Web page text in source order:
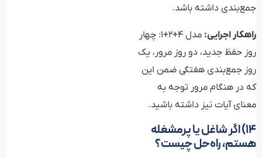
جمع‌بندی داشته باشد.
راهکار اجرایی:
مدل ۴+۲+۱: چهار
روز حفظ جدید، دو روز مرور، یک
روز جمع‌بندی هفتگی ضمن این
که در هنگام مرور توجه به
معنای آیات نیز داشته باشید.
۱۴) اگر شاغل یا پرمشغله
هستم، راه‌حل چیست؟